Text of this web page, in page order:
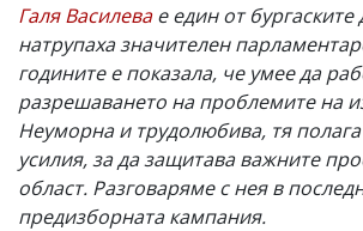
Галя Василевае един от бургаските
натрупаха значителен
годините е показала, че умее да
разрешаването на проблемите на
Неуморна и трудолюбива, тя
усилия, за да защитава важните
област. Разговаряме с нея в
предизборната кампания.